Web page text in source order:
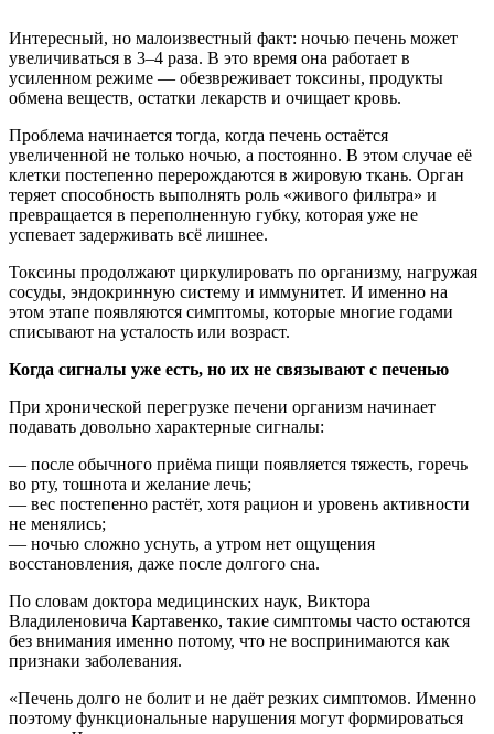
Интересный, но малоизвестный факт: ночью печень может
увеличиваться в 3–4 раза. В это время она работает в
усиленном режиме — обезвреживает токсины, продукты
обмена веществ, остатки лекарств и очищает кровь.
Проблема начинается тогда, когда печень остаётся
увеличенной не только ночью, а постоянно. В этом случае её
клетки постепенно перерождаются в жировую ткань. Орган
теряет способность выполнять роль «живого фильтра» и
превращается в переполненную губку, которая уже не
успевает задерживать всё лишнее.
Токсины продолжают циркулировать по организму, нагружая
сосуды, эндокринную систему и иммунитет. И именно на
этом этапе появляются симптомы, которые многие годами
списывают на усталость или возраст.
Когда сигналы уже есть, но их не связывают с печенью
При хронической перегрузке печени организм начинает
подавать довольно характерные сигналы:
— после обычного приёма пищи появляется тяжесть, горечь
во рту, тошнота и желание лечь;
— вес постепенно растёт, хотя рацион и уровень активности
не менялись;
— ночью сложно уснуть, а утром нет ощущения
восстановления, даже после долгого сна.
По словам доктора медицинских наук, Виктора
Владиленовича Картавенко, такие симптомы часто остаются
без внимания именно потому, что не воспринимаются как
признаки заболевания.
«Печень долго не болит и не даёт резких симптомов. Именно
поэтому функциональные нарушения могут формироваться